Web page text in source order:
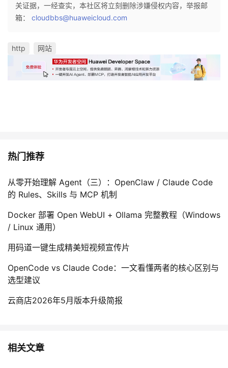
关证据，一经查实，本社区将立刻删除涉嫌侵权内容，举报邮
箱： cloudbbs@huaweicloud.com
http 网站
热门推荐
从零开始理解 Agent（三）：OpenClaw / Claude Code
的 Rules、Skills 与 MCP 机制
Docker 部署 Open WebUI + Ollama 完整教程（Windows
/ Linux 通用）
用码道一键生成精美短视频宣传片
OpenCode vs Claude Code：一文看懂两者的核心区别与
选型建议
云商店2026年5月版本升级简报
相关文章